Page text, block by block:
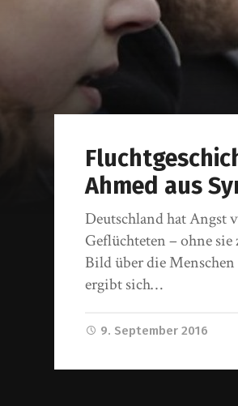
Ahmed aus
Deutschland hat Angst
Geflüchteten – ohne sie
Bild über die
ergibt sich…
9. September 2016